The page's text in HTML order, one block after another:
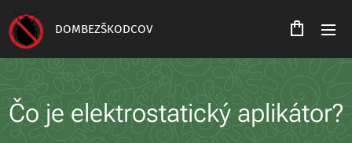
DOMBEZŠKODCOV
Čo je elektrostatický aplikátor?